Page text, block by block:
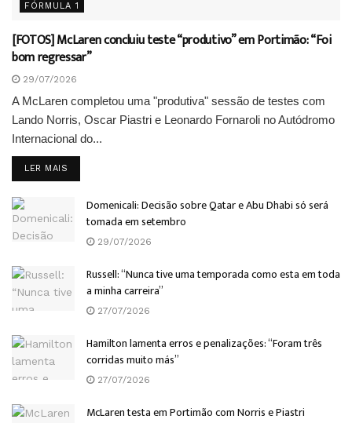
FÓRMULA 1
[FOTOS] McLaren concluiu teste “produtivo” em Portimão: “Foi
bom regressar”
29/07/2026
A McLaren completou uma "produtiva" sessão de testes com
Lando Norris, Oscar Piastri e Leonardo Fornaroli no Autódromo
Internacional do...
LER MAIS
Domenicali: Decisão sobre Qatar e Abu Dhabi só será
tomada em setembro
29/07/2026
Russell: “Nunca tive uma temporada como esta em toda
a minha carreira”
27/07/2026
Hamilton lamenta erros e penalizações: “Foram três
corridas muito más”
27/07/2026
McLaren testa em Portimão com Norris e Piastri